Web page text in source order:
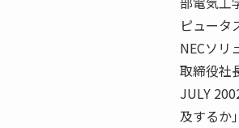
ピュータ
NECソリ
取締役社
JULY
及するか